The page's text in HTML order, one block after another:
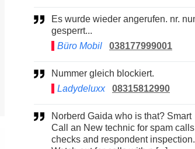
Es wurde wieder angerufen. nr. nun
gesperrt...
Büro Mobil
038177999001
Nummer gleich blockiert.
Ladydeluxx
08315812990
Norberd Gaida who is that? Smart
Call an New technic for spam
checks and respondent inspection.